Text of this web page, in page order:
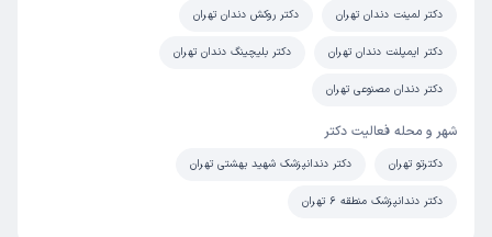
دکتر لمینت دندان تهران دکتر روکش دندان تهران
دکتر ایمپلنت دندان تهران دکتر بلیچینگ دندان تهران
دکتر دندان مصنوعی تهران
شهر و محله فعالیت دکتر
دکترتو تهران دکتر دندانپزشک شهید بهشتی تهران
دکتر دندانپزشک منطقه 6 تهران